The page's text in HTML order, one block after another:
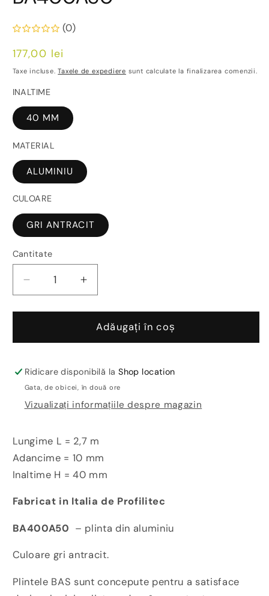
(0)
Preț
obișnuit
177,00 lei
Taxe incluse.Taxele de expediere sunt calculate la finalizarea comenzii.
INALTIME
40 MM
MATERIAL
ALUMINIU
CULOARE
GRI ANTRACIT
Cantitate
Reduceți
cantitatea
pentru
aluminiu
BA400A50
Creșteți
cantitatea
pentru
Plinta
aluminiu
BA400A50
Adăugați în coș
Ridicare disponibilă laShop location
Gata, de obicei, în două ore
Vizualizați informațiile despre magazin
Lungime L = 2,7 m
Adancime = 10 mm
Inaltime H = 40 mm
Fabricat in Italia de Profilitec
BA400A50 – plinta din aluminiu
Culoare gri antracit.
Plintele BAS sunt concepute pentru a satisface